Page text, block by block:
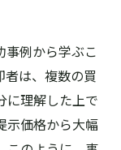
事例から学ぶこ
者は、複数の買
に理解した上で
示価格から大幅